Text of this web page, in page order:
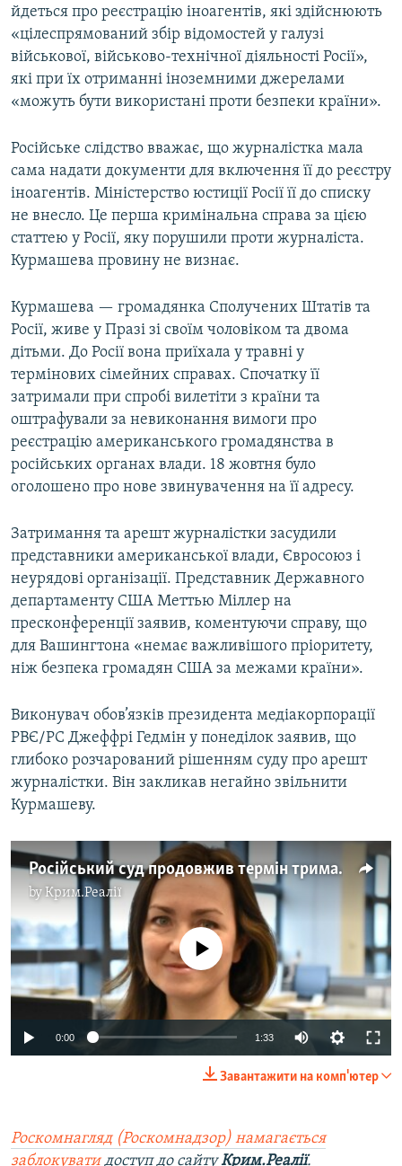
йдеться про реєстрацію іноагентів, які здійснюють
«цілеспрямований збір відомостей у галузі
військової, військово-технічної діяльності Росії»,
які при їх отриманні іноземними джерелами
«можуть бути використані проти безпеки країни».
Російське слідство вважає, що журналістка мала
сама надати документи для включення її до реєстру
іноагентів. Міністерство юстиції Росії її до списку
не внесло. Це перша кримінальна справа за цією
статтею у Росії, яку порушили проти журналіста.
Курмашева провину не визнає.
Курмашева — громадянка Сполучених Штатів та
Росії, живе у Празі зі своїм чоловіком та двома
дітьми. До Росії вона приїхала у травні у
термінових сімейних справах. Спочатку її
затримали при спробі вилетіти з країни та
оштрафували за невиконання вимоги про
реєстрацію американського громадянства в
російських органах влади. 18 жовтня було
оголошено про нове звинувачення на її адресу.
Затримання та арешт журналістки засудили
представники американської влади, Євросоюз і
неурядові організації. Представник Державного
департаменту США Меттью Міллер на
пресконференції заявив, коментуючи справу, що
для Вашингтона «немає важливішого пріоритету,
ніж безпека громадян США за межами країни».
Виконувач обов’язків президента медіакорпорації
РВЄ/РС Джеффрі Гедмін у понеділок заявив, що
глибоко розчарований рішенням суду про арешт
журналістки. Він закликав негайно звільнити
Курмашеву.
Російський суд продовжив термін тримання під вартою журналістки регіональної служби Радіо Свобода (відео)
byКрим.Реалії
No media source currently available
0:00 1:33
720p
Завантажити на комп'ютер
Роскомнагляд (Роскомнадзор) намагається
заблокуватидоступ до сайтуКрим.Реалії.